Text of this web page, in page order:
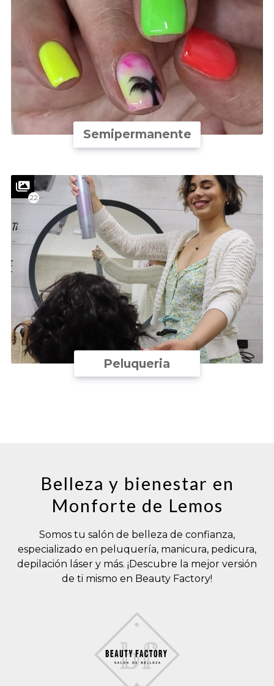
Semipermanente
Peluqueria
22
Belleza y bienestar en
Monforte de Lemos
Somos tu salón de belleza de confianza,
especializado en peluquería, manicura, pedicura,
depilación láser y más. ¡Descubre la mejor versión
de ti mismo en Beauty Factory!